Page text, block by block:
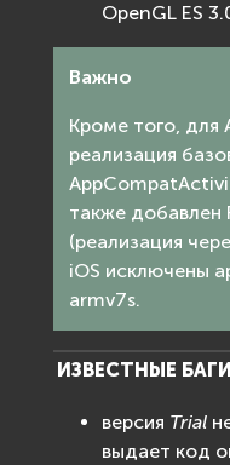
OpenGL ES
Важно
Кроме того, для
реализация
также добавлен
(реализация
iOS исключены
armv7s.
ИЗВЕСТНЫЕ БАГИ
версия Trial
выдает код